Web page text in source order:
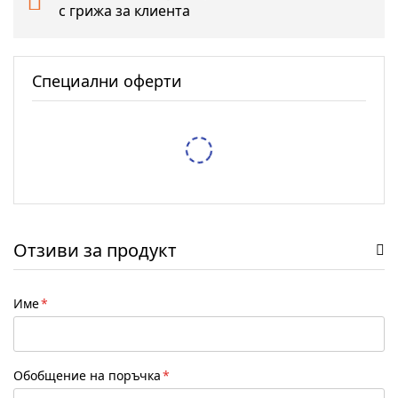
с грижа за клиента
Специални оферти
10,99 лв. 6,14 €
7,67 €/15,00 лв. 9,71 €/18,99 лв.
Отзиви за продукт
Име
Обобщение на поръчка